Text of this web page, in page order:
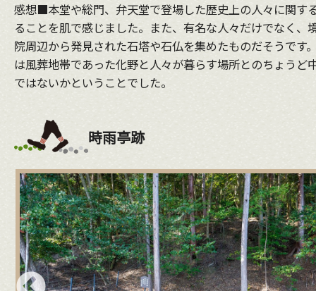
感想■本堂や総門、弁天堂で登場した歴史上の人々に関す
ることを肌で感じました。また、有名な人々だけでなく
院周辺から発見された石塔や石仏を集めたものだそうで
は風葬地帯であった化野と人々が暮らす場所とのちょう
ではないかということでした。
時雨亭跡